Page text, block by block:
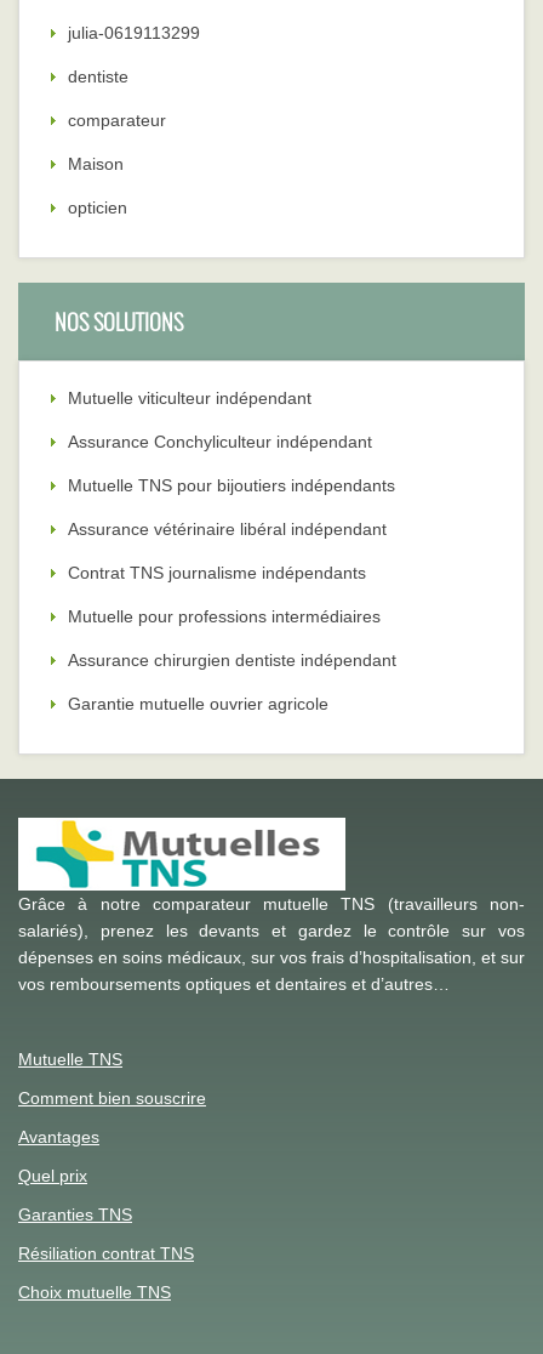
julia-0619113299
dentiste
comparateur
Maison
opticien
NOS SOLUTIONS
Mutuelle viticulteur indépendant
Assurance Conchyliculteur indépendant
Mutuelle TNS pour bijoutiers indépendants
Assurance vétérinaire libéral indépendant
Contrat TNS journalisme indépendants
Mutuelle pour professions intermédiaires
Assurance chirurgien dentiste indépendant
Garantie mutuelle ouvrier agricole
Grâce à notre comparateur mutuelle TNS (travailleurs non-
salariés), prenez les devants et gardez le contrôle sur vos
dépenses en soins médicaux, sur vos frais d’hospitalisation, et sur
vos remboursements optiques et dentaires et d’autres…
Mutuelle TNS
Comment bien souscrire
Avantages
Quel prix
Garanties TNS
Résiliation contrat TNS
Choix mutuelle TNS